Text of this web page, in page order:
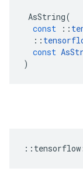
AsString(
const
::
::
const
)
:: tensorflow